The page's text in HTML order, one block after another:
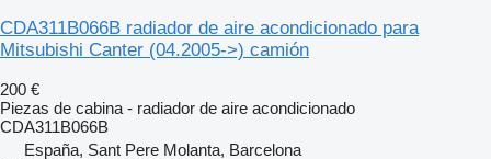
CDA311B066B radiador de aire acondicionado para
Mitsubishi Canter (04.2005->) camión
200 €
Piezas de cabina - radiador de aire acondicionado
CDA311B066B
España, Sant Pere Molanta, Barcelona